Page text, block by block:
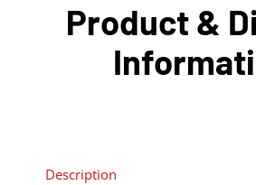
Product &
Description